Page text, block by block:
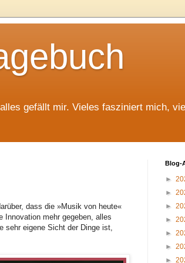
gefällt mir. Vieles fasziniert mich,
dass die »Musik von heute«
Innovation mehr gegeben, alles
sehr eigene Sicht der Dinge ist,
Blog-
►
►
►
►
►
►
►